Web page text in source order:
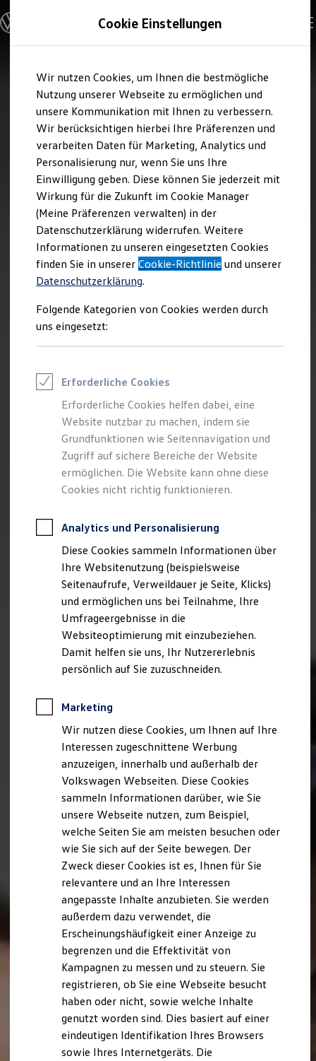
Hauptinhalt
springen
Footer
springen
Modelle und Konfigurator
Konfigurator
Modelle vergleichen
Elektroautos
ENERGY Sondermodelle
Nutzfahrzeuge
SUV und CUV
Familienautos
Kombis
Kompaktwagen
Sportwagen
Schnell verfügbare Fahrzeuge
Angebote und Produkte
Aktuelle Angebote
E-Auto-Förderung
Volkswagen Marktplatz
Die ENERGY Sondermodelle
Junge Gebrauchtwagen und Gebrauchtwagen
Volkswagen Zertifizierte Gebrauchtwagen
Elektromobilität bei Gebrauchtwagen
Saisonangebote
Reifenpakete
Leasing
Leasing-Angebote
Elektroauto Leasing
Kleinwagen-Leasing
Leasing ohne Anzahlung
Finanzierung
Autokredit mit Schlussrate
Versicherungen und Garantien
Kfz-Versicherung
Restschuldversicherungen
Garantien
Professional Class bei Volkswagen
Behörden
Direktkunden
Sonderfahrzeuge
Anpfiff zum Gewinn
Elektromobilität
Elektroautos
ID. Tutorials
Elektrofahrzeugkonzepte
ID. EVERY1
Reichweite
Rekuperation
Laden unterwegs
Laden Zuhause
Ladestationen finden
Ladezeitensimulator
Batterie
Sicherheit
Nachhaltigkeit
Technologie
Kosten und Kauf
Kaufoptionen
E-Auto-Förderung
Software und Konnektivität
Die ID. Software 6
ID. Software Versionen und Updates
Digitale Extras
Schnittstellen zu Ihrem ID.
Hybridautos
Marke und Erlebnis
Volkswagen R und R Experience
R-Modelle
R Experience
Driving Experience
Volkswagen entdecken
Werkbesichtigung
Cookie Einstellungen
Wir nutzen Cookies, um Ihnen die bestmögliche
Nutzung unserer Webseite zu ermöglichen und
unsere Kommunikation mit Ihnen zu verbessern.
Wir berücksichtigen hierbei Ihre Präferenzen und
verarbeiten Daten für Marketing, Analytics und
Personalisierung nur, wenn Sie uns Ihre
Einwilligung geben. Diese können Sie jederzeit mit
Wirkung für die Zukunft im Cookie Manager
(Meine Präferenzen verwalten) in der
Datenschutzerklärung widerrufen. Weitere
Informationen zu unseren eingesetzten Cookies
finden Sie in unsererCookie-Richtlinie und unserer
Datenschutzerklärung.
Folgende Kategorien von Cookies werden durch
uns eingesetzt:
Erforderliche Cookies
Erforderliche Cookies helfen dabei, eine
Website nutzbar zu machen, indem sie
Grundfunktionen wie Seitennavigation und
Zugriff auf sichere Bereiche der Website
ermöglichen. Die Website kann ohne diese
Cookies nicht richtig funktionieren.
Analytics und Personalisierung
Diese Cookies sammeln Informationen über
Ihre Websitenutzung (beispielsweise
Seitenaufrufe, Verweildauer je Seite, Klicks)
und ermöglichen uns bei Teilnahme, Ihre
Umfrageergebnisse in die
Websiteoptimierung mit einzubeziehen.
Damit helfen sie uns, Ihr Nutzererlebnis
persönlich auf Sie zuzuschneiden.
Marketing
Wir nutzen diese Cookies, um Ihnen auf Ihre
Interessen zugeschnittene Werbung
anzuzeigen, innerhalb und außerhalb der
Volkswagen Webseiten. Diese Cookies
sammeln Informationen darüber, wie Sie
unsere Webseite nutzen, zum Beispiel,
welche Seiten Sie am meisten besuchen oder
wie Sie sich auf der Seite bewegen. Der
Zweck dieser Cookies ist es, Ihnen für Sie
relevantere und an Ihre Interessen
angepasste Inhalte anzubieten. Sie werden
außerdem dazu verwendet, die
Erscheinungshäufigkeit einer Anzeige zu
begrenzen und die Effektivität von
Kampagnen zu messen und zu steuern. Sie
registrieren, ob Sie eine Webseite besucht
haben oder nicht, sowie welche Inhalte
genutzt worden sind. Dies basiert auf einer
eindeutigen Identifikation Ihres Browsers
sowie Ihres Internetgeräts. Die